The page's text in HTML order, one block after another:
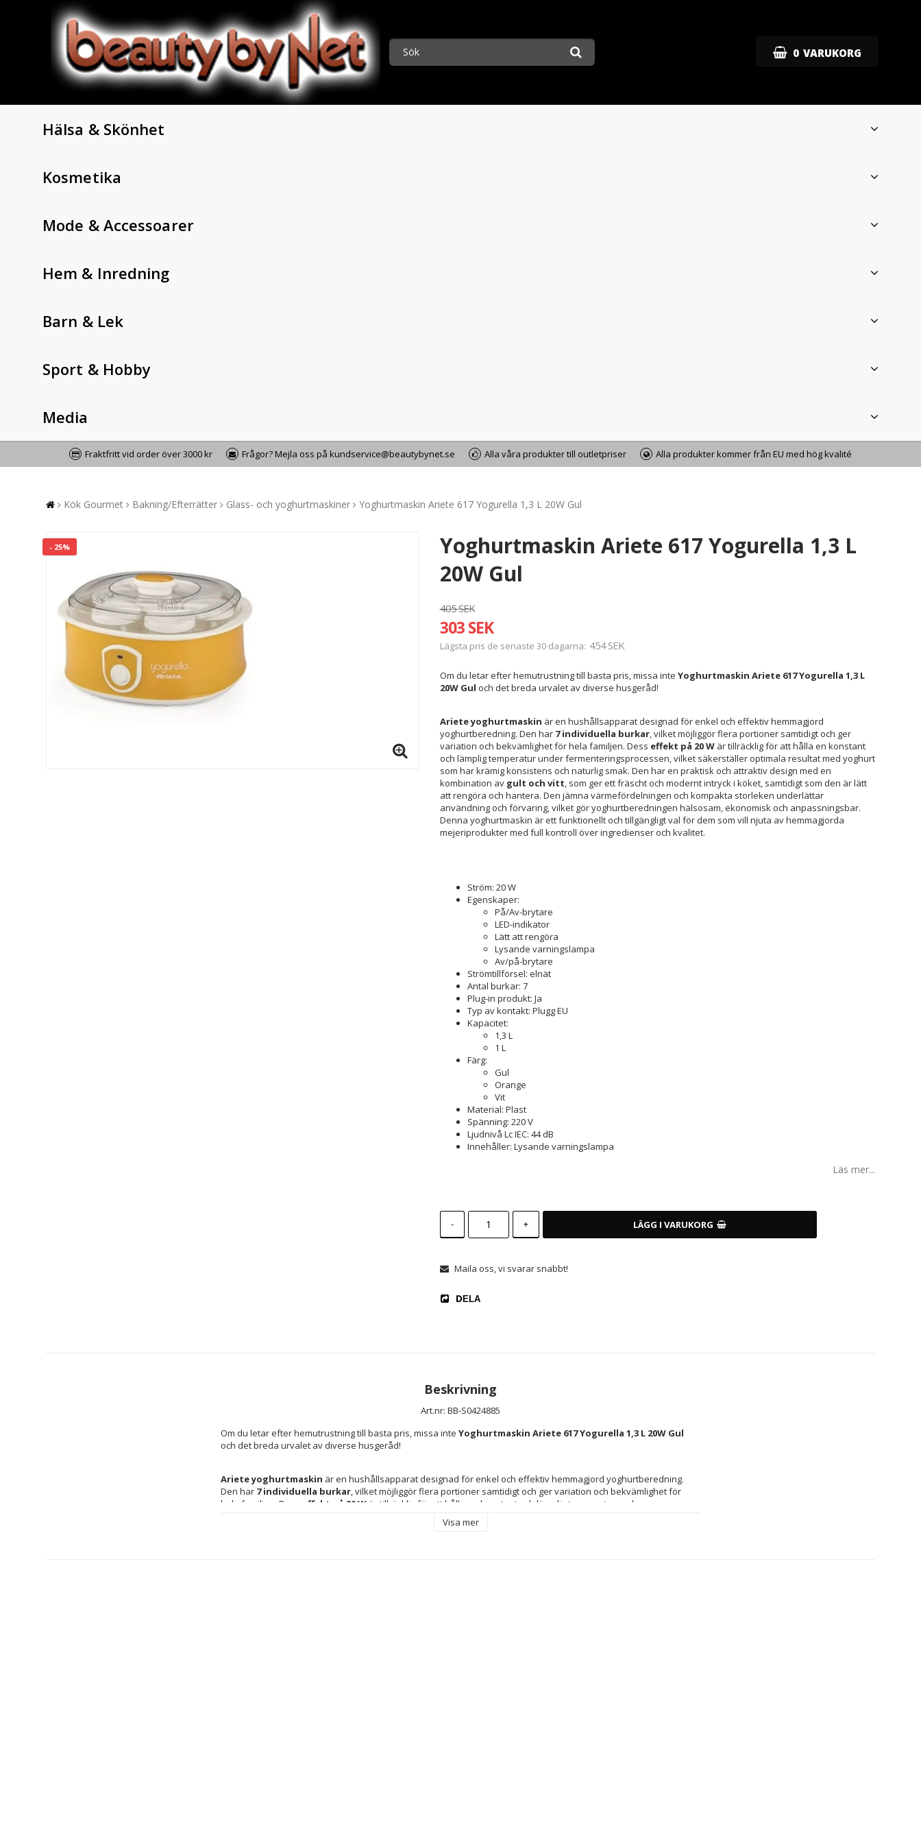
0 VARUKORG
Hälsa & Skönhet
Kosmetika
Mode & Accessoarer
Hem & Inredning
Barn & Lek
Sport & Hobby
Media
Fraktfritt vid order över 3000 kr Frågor? Mejla oss på kundservice@beautybynet.se Alla våra produkter till outletpriser Alla produkter kommer från EU med hög kvalité
Kök Gourmet Bakning/Efterrätter Glass- och yoghurtmaskiner Yoghurtmaskin Ariete 617 Yogurella 1,3 L 20W Gul
- 25%
Yoghurtmaskin Ariete 617 Yogurella 1,3 L
20W Gul
405 SEK
303 SEK
Lägsta pris de senaste 30 dagarna 454 SEK
Om du letar efter hemutrustning till basta pris, missa inte Yoghurtmaskin Ariete 617 Yogurella 1,3 L
20W Gul och det breda urvalet av diverse husgeråd!
Ariete yoghurtmaskin är en hushållsapparat designad för enkel och effektiv hemmagjord
yoghurtberedning. Den har 7 individuella burkar, vilket möjliggör flera portioner samtidigt och ger
variation och bekvämlighet för hela familjen. Dess effekt på 20 Wär tillräcklig för att hålla en konstant
och lämplig temperatur under fermenteringsprocessen, vilket säkerställer optimala resultat med yoghurt
som har krämig konsistens och naturlig smak. Den har en praktisk och attraktiv design med en
kombination av gult och vitt, som ger ett fräscht och modernt intryck i köket, samtidigt som den är lätt
att rengöra och hantera. Den jämna värmefördelningen och kompakta storleken underlättar
användning och förvaring, vilket gör yoghurtberedningen hälsosam, ekonomisk och anpassningsbar.
Denna yoghurtmaskin är ett funktionellt och tillgängligt val för dem som vill njuta av hemmagjorda
mejeriprodukter med full kontroll över ingredienser och kvalitet.
Ström: 20 W
Egenskaper:
På/Av-brytare
LED-indikator
Lätt att rengöra
Lysande varningslampa
Av/på-brytare
Strömtillförsel: elnät
Antal burkar: 7
Plug-in produkt: Ja
Typ av kontakt: Plugg EU
Kapacitet:
1,3 L
1 L
Färg:
Gul
Orange
Vit
Material: Plast
Spänning: 220 V
Ljudnivå Lc IEC: 44 dB
Innehåller: Lysande varningslampa
Läs mer...
- + LÄGG I VARUKORG
Maila oss, vi svarar snabbt!
DELA
Beskrivning
Art.nr: BB-S0424885
Om du letar efter hemutrustning till basta pris, missa inte Yoghurtmaskin Ariete 617 Yogurella 1,3 L 20W Gul
och det breda urvalet av diverse husgeråd!
Ariete yoghurtmaskin är en hushållsapparat designad för enkel och effektiv hemmagjord yoghurtberedning.
Den har 7 individuella burkar, vilket möjliggör flera portioner samtidigt och ger variation och bekvämlighet för
hela familjen. Dess
effekt på 20 W är tillräcklig för att hålla en konstant och lämplig temperatur under
smak. Den har en praktisk och attraktiv design med en kombination av
Visa mer